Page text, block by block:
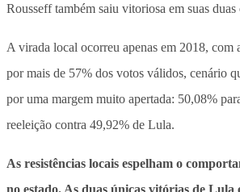
Rousseff também saiu vitoriosa em suas duas
A virada local ocorreu apenas em 2018, com
por mais de 57% dos votos válidos, cenário
por uma margem muito apertada: 50,08%
reeleição contra 49,92% de Lula.
As resistências locais espelham o
no estado. As duas únicas vitórias de Lula